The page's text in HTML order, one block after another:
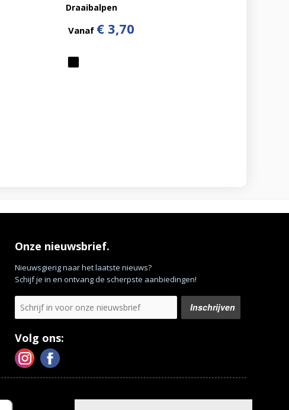
Draaibalpen
Vanaf € 3,70
Onze nieuwsbrief.
Nieuwsgierig naar het laatste nieuws?
Schijf je in en ontvang de scherpste aanbiedingen!
Volg ons: